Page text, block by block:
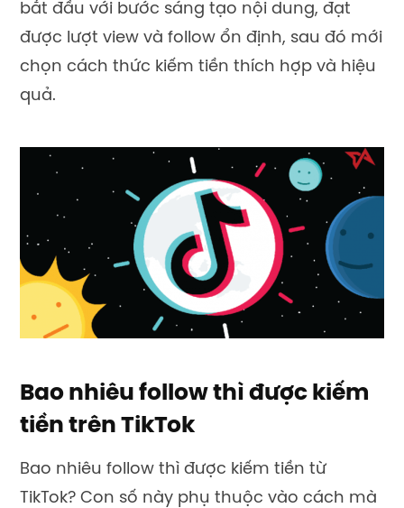
bắt đầu với bước sáng tạo nội dung, đạt
được lượt view và follow ổn định, sau đó mới
chọn cách thức kiếm tiền thích hợp và hiệu
quả.
Bao nhiêu follow thì được kiếm
tiền trên TikTok
Bao nhiêu follow thì được kiếm tiền từ
TikTok? Con số này phụ thuộc vào cách mà